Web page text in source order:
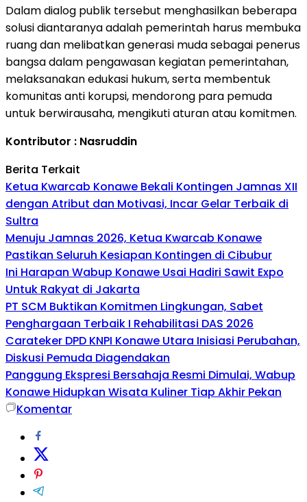
Dalam dialog publik tersebut menghasilkan beberapa
solusi diantaranya adalah pemerintah harus membuka
ruang dan melibatkan generasi muda sebagai penerus
bangsa dalam pengawasan kegiatan pemerintahan,
melaksanakan edukasi hukum, serta membentuk
komunitas anti korupsi, mendorong para pemuda
untuk berwirausaha, mengikuti aturan atau komitmen.
Kontributor : Nasruddin
Berita Terkait
Ketua Kwarcab Konawe Bekali Kontingen Jamnas XII
dengan Atribut dan Motivasi, Incar Gelar Terbaik di
Sultra
Menuju Jamnas 2026, Ketua Kwarcab Konawe
Pastikan Seluruh Kesiapan Kontingen di Cibubur
Ini Harapan Wabup Konawe Usai Hadiri Sawit Expo
Untuk Rakyat di Jakarta
PT SCM Buktikan Komitmen Lingkungan, Sabet
Penghargaan Terbaik I Rehabilitasi DAS 2026
Carateker DPD KNPI Konawe Utara Inisiasi Perubahan,
Diskusi Pemuda Diagendakan
Panggung Ekspresi Bersahaja Resmi Dimulai, Wabup
Konawe Hidupkan Wisata Kuliner Tiap Akhir Pekan
Komentar